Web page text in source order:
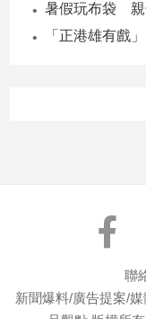
暑假玩布袋 親
聯
新聞爆料/廣告提案/